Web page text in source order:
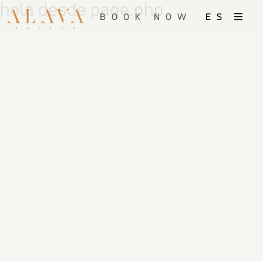
BOOK NOW ES
hola desde page.php